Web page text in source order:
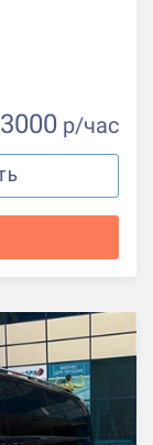
р/час